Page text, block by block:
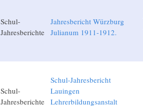
Schul-
Jahresberichte
Jahresbericht Würzburg
Julianum 1911-1912.
Schul-
Jahresberichte
Schul-Jahresbericht
Lauingen
Lehrerbildungsanstalt